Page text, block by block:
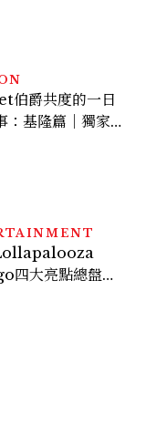
伯爵共度的一日
：基隆篇｜獨家影
四大亮點總盤